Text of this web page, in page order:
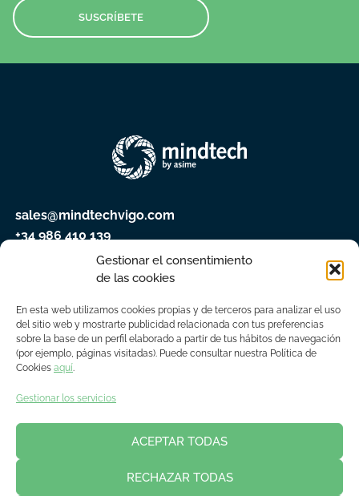
Gestionar el consentimiento
de las cookies
En esta web utilizamos cookies propias y de terceros para analizar el uso
del sitio web y mostrarte publicidad relacionada con tus preferencias
sobre la base de un perfil elaborado a partir de tus hábitos de navegación
(por ejemplo, páginas visitadas). Puede consultar nuestra Política de
Cookies aquí.
Gestionar los servicios
ACEPTAR TODAS
RECHAZAR TODAS
SUSCRÍBETE
sales@mindtechvigo.com
+34 986 410 139